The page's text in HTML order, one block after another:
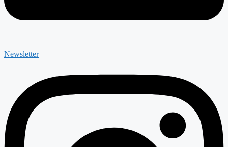
Newsletter